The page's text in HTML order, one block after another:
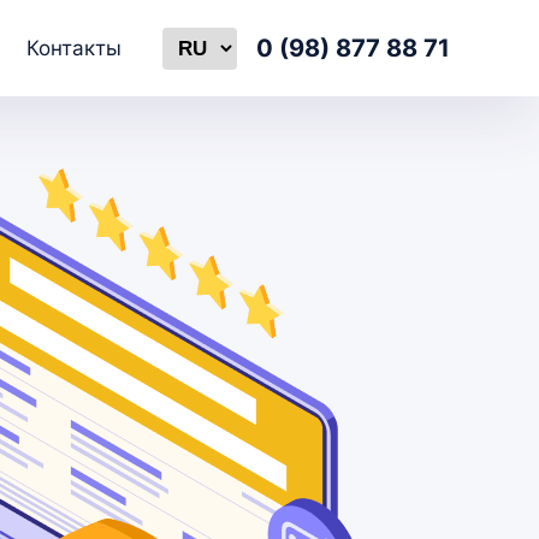
Контакты Select language0 (98) 877 88 71